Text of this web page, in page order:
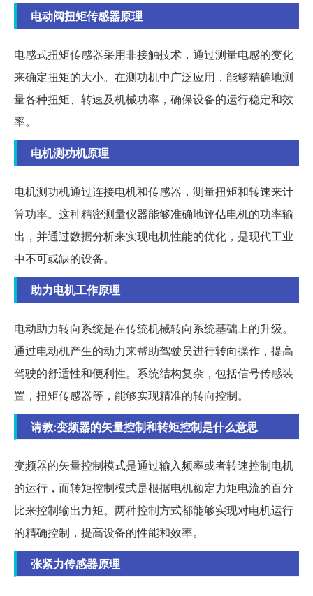
电动阀扭矩传感器原理
电感式扭矩传感器采用非接触技术，通过测量电感的变化
来确定扭矩的大小。在测功机中广泛应用，能够精确地测
量各种扭矩、转速及机械功率，确保设备的运行稳定和效
率。
电机测功机原理
电机测功机通过连接电机和传感器，测量扭矩和转速来计
算功率。这种精密测量仪器能够准确地评估电机的功率输
出，并通过数据分析来实现电机性能的优化，是现代工业
中不可或缺的设备。
助力电机工作原理
电动助力转向系统是在传统机械转向系统基础上的升级。
通过电动机产生的动力来帮助驾驶员进行转向操作，提高
驾驶的舒适性和便利性。系统结构复杂，包括信号传感装
置，扭矩传感器等，能够实现精准的转向控制。
请教:变频器的矢量控制和转矩控制是什么意思
变频器的矢量控制模式是通过输入频率或者转速控制电机
的运行，而转矩控制模式是根据电机额定力矩电流的百分
比来控制输出力矩。两种控制方式都能够实现对电机运行
的精确控制，提高设备的性能和效率。
张紧力传感器原理